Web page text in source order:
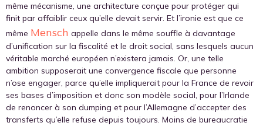
même mécanisme, une architecture conçue pour protéger qui
finit par affaiblir ceux qu’elle devait servir. Et l’ironie est que ce
même Mensch appelle dans le même souffle à davantage
d’unification sur la fiscalité et le droit social, sans lesquels aucun
véritable marché européen n’existera jamais. Or, une telle
ambition supposerait une convergence fiscale que personne
n’ose engager, parce qu’elle impliquerait pour la France de revoir
ses bases d’imposition et donc son modèle social, pour l’Irlande
de renoncer à son dumping et pour l’Allemagne d’accepter des
transferts qu’elle refuse depuis toujours. Moins de bureaucratie